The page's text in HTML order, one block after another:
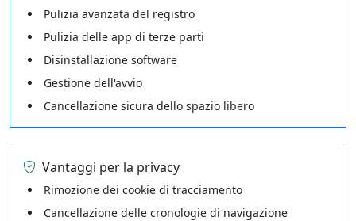
Pulizia avanzata del registro
Pulizia delle app di terze parti
Disinstallazione software
Gestione dell'avvio
Cancellazione sicura dello spazio libero
Vantaggi per la privacy
Rimozione dei cookie di tracciamento
Cancellazione delle cronologie di navigazione